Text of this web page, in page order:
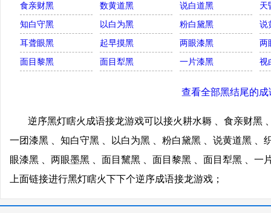
食亲财黑 数黄道黑 说白道黑
天
知白守黑
以白为黑 粉白黛黑
说
耳聋眼黑
起早摸黑 两眼漆黑
两
面目黎黑
面目犁黑 一片漆黑 视
查看全部黑结尾的成
逆序黑灯瞎火成语接龙游戏可以接火耕水耨 、食亲财黑
一团漆黑 、知白守黑 、以白为黑 、粉白黛黑 、说黄道黑 、
眼漆黑 、两眼墨黑 、面目黧黑 、面目黎黑 、面目犁黑 、一
上面链接进行黑灯瞎火下下个逆序成语接龙游戏；